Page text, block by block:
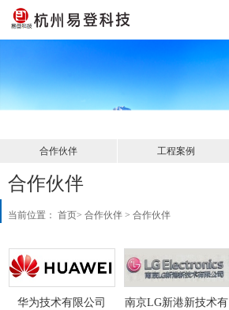
合作伙伴 工程案例
合作伙伴
当前位置： 首页> 合作伙伴 > 合作伙伴
华为技术有限公司 南京LG新港新技术有